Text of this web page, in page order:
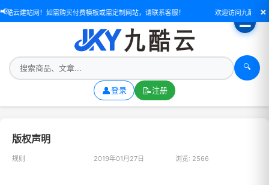
📢酷云建站网！如需购买付费模板或需定制网站，请联系客服！ 欢迎访问九酷云×
🔍
👤登录 📝注册
☰
版权声明
规则 2019年01月27日 浏览: 2566